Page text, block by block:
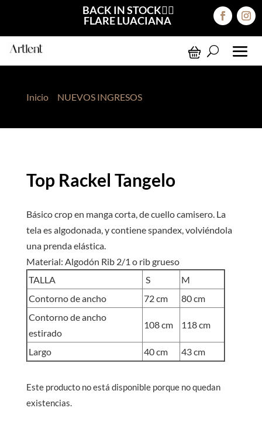
BACK IN STOCK❤️‍🔥
FLARE LUACIANA
Inicio> NUEVOS INGRESOS> Top Rackel Tangelo
Top Rackel Tangelo
Básico crop en manga corta, de cuello camisero. La
tela es algodonada, y contiene spandex, volviéndola
una prenda elástica.
Material: Algodón Rib 2/1 o rib grueso
TALLA
S
M
Contorno de ancho
72 cm
80 cm
Contorno de ancho
estirado
108 cm 118 cm
Largo 40 cm 43 cm
Este producto no está disponible porque no quedan
existencias.